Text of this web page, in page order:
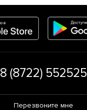
8 (8722) 552525
Перезвоните мне